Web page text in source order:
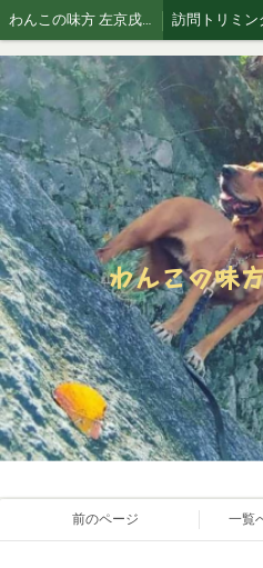
わんこの味方 左京戌空です。 訪問トリミン
お散歩代行 犬猫 訪問シッティングサービス
わんこの味
前のページ 一覧